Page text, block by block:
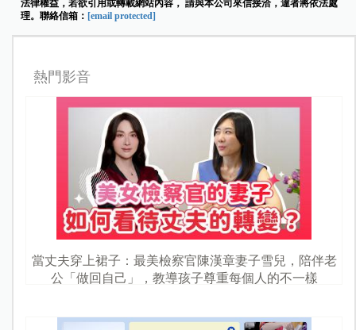
法律權益，若欲引用或轉載網站內容， 請與本公司來信接洽，違者將依法處
理。聯絡信箱： [email protected]
熱門影音
當丈夫穿上裙子：最美檢察官陳漢章妻子雪兒，陪伴老
公「做回自己」，教導孩子尊重每個人的不一樣